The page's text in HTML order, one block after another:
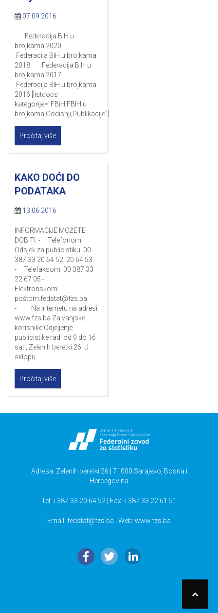
07.09.2016
Federacija BiH u
brojkama 2020
Federacija BiH u brojkama
2018 Federacija BiH u
brojkama 2017
Federacija BiH u brojkama
2016 [listdocs
kategorije="FBiH,FBIH u
brojkama,Godisnji,Publikacije"]
Pročitaj više
KAKO DOĆI DO
PODATAKA
13.06.2016
INFORMACIJE MOŽETE
DOBITI: - Telefonom:
Odsjek za publicistiku: 00
387 33 20 64 52, 20 64 53
- Telefaksom: 00 387 33
22 67 05 -
Elektronskom
poštom:fedstat@fzs.ba
- Na Internetu na adresi:
www.fzs.ba Za vanjske
korisnike Odjeljenje
publicistike radi od 9 do 16
sati, Zelenih beretki 26. U
sklopu…
Pročitaj više
Adresa: Zelenih beretki 26 | 71000 Sarajevo, Bosna i
Hercegovina
Tel: +387 33 20 64 52 | Fax: +387 33 22 61 51
Email: fedstat@fzs.ba | Web: www.fzs.ba